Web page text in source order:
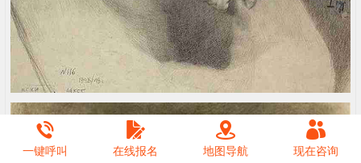
一键呼叫 在线报名 地图导航 现在咨询